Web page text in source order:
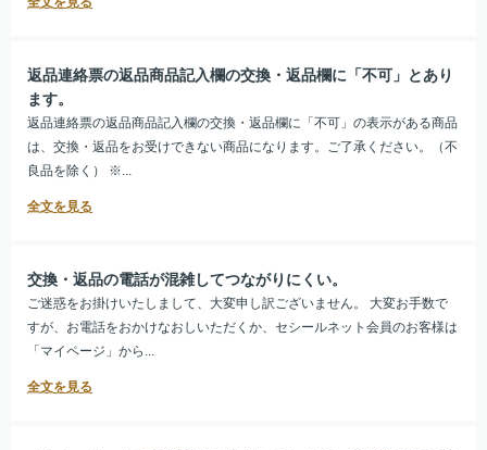
返品連絡票の返品商品記入欄の交換・返品欄に「不可」とあり
ます。
返品連絡票の返品商品記入欄の交換・返品欄に「不可」の表示がある商品
は、交換・返品をお受けできない商品になります。ご了承ください。（不
良品を除く） ※...
交換・返品の電話が混雑してつながりにくい。
ご迷惑をお掛けいたしまして、大変申し訳ございません。 大変お手数で
すが、お電話をおかけなおしいただくか、セシールネット会員のお客様は
「マイページ」から...